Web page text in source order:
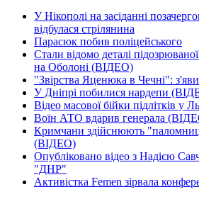
У Нікополі на засіданні
відбулася стрілянина
Парасюк побив поліцейського
Стали відомо деталі
на Оболоні (ВІДЕО)
"Звірства Яценюка в Чечні":
У Дніпрі побилися нардепи
Відео масової бійки підлітків у
Воїн АТО вдарив генерала
Кримчани здійснюють
(ВІДЕО)
Опубліковано відео з Надією
"ДНР"
Активістка Femen зірвала